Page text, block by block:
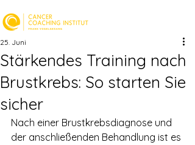
Stärkendes Training nach
Brustkrebs: So starten Sie
sicher
25. Juni
Nach einer Brustkrebsdiagnose und
der anschließenden Behandlung ist es